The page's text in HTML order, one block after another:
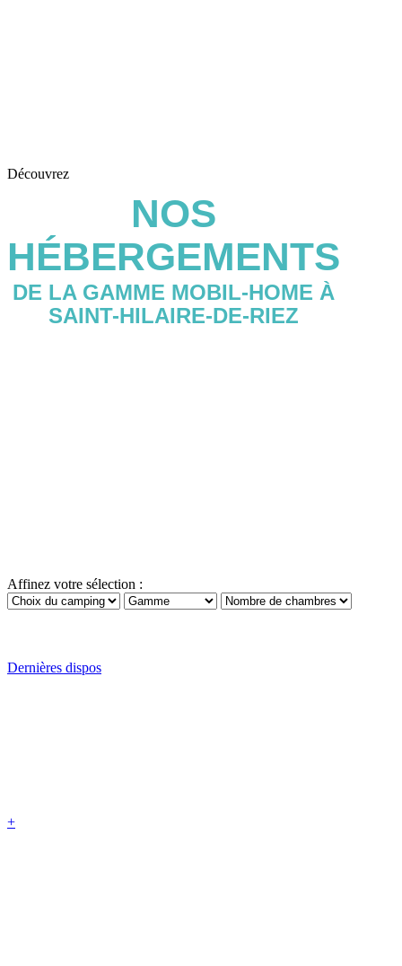
Découvrez
NOS
HÉBERGEMENTS
DE LA GAMME MOBIL-HOME À
SAINT-HILAIRE-DE-RIEZ
Affinez votre sélection :
Dernières dispos
+